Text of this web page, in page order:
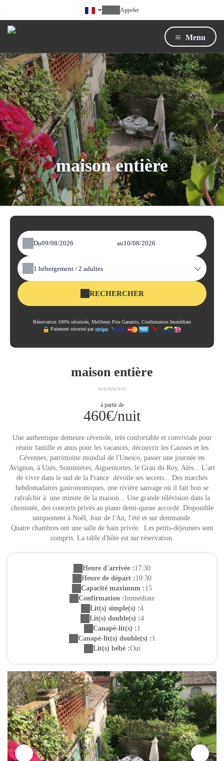
Appeler
Menu
maison entière
Du au
1 hébergement / 2 adultes
RECHERCHER
Réservation 100% sécurisée, Meilleurs Prix Garantis, Confirmation Immédiate
Paiement sécurisé par
maison entière
à partir de
460€/nuit
Une authentique demeure cévenole, très confortable et conviviale pour
réunir famille et amis pour les vacances, découvrir les Causses et les
Cévennes, patrimoine mondial de l'Unesco, passer une journée en
Avignon, à Uzès, Sommières, Aiguemortes, le Grau du Roy, Alès... L'art
de vivre dans le sud de la France dévoile ses secrets... Des marchés
hebdomadaires gastronomiques, une rivière sauvage où il fait bon se
rafraîchir à une minute de la maison... Une grande télévision dans la
cheminée, des concerts privés au piano demi-queue accordé. Disponible
uniquement à Noêl, Jour de l'An, l'été et sur demmande.
Quatre chambres ont une salle de bain privée. Les petits-déjeuners sont
compris. La table d'hôte est sur réservation.
Heure d'arrivée :17:30
Heure de départ :10:30
Capacité maximum :15
Confirmation :Immédiate
Lit(s) simple(s) :4
Lit(s) double(s) :4
Canapé-lit(s) :1
Canapé-lit(s) double(s) :1
Lit(s) bébé :Oui